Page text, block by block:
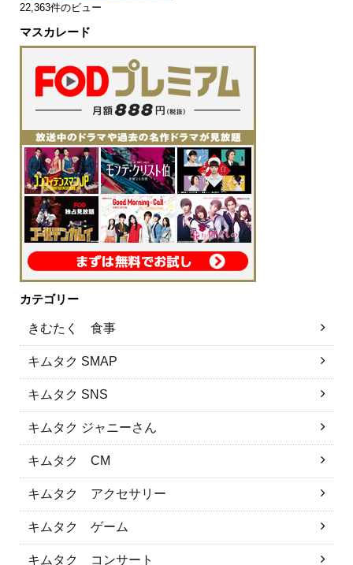
22,363件のビュー
マスカレード
カテゴリー
きむたく 食事
キムタク SMAP
キムタク SNS
キムタク ジャニーさん
キムタク CM
キムタク アクセサリー
キムタク ゲーム
キムタク コンサート